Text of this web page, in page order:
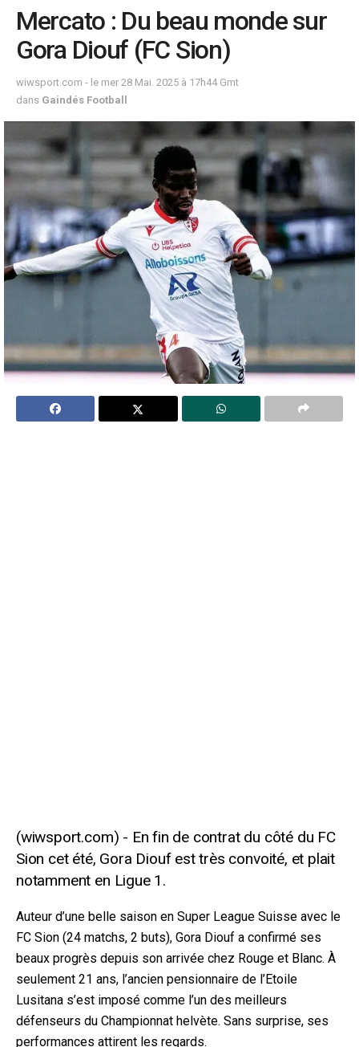
Mercato : Du beau monde sur
Gora Diouf (FC Sion)
wiwsport.com - le mer 28 Mai. 2025 à 17h44 Gmt
dans Gaindés Football
En fin de contrat du côté du FC
Sion cet été, Gora Diouf est très convoité, et plait
notamment en Ligue 1.
Auteur d’une belle saison en Super League Suisse avec le
FC Sion (24 matchs, 2 buts), Gora Diouf a confirmé ses
beaux progrès depuis son arrivée chez Rouge et Blanc. À
seulement 21 ans, l’ancien pensionnaire de l’Etoile
Lusitana s’est imposé comme l’un des meilleurs
défenseurs du Championnat helvète. Sans surprise, ses
performances attirent les regards.